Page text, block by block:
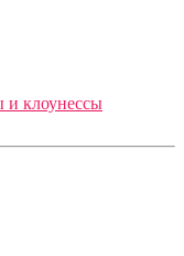
и клоунессы